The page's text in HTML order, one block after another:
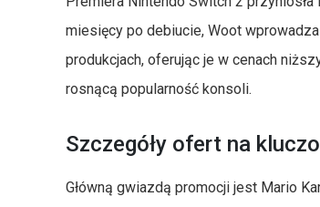
miesięcy po debiucie, Woot
produkcjach, oferując je w cenach
rosnącą popularność konsoli.
Szczegóły ofert na
Główną gwiazdą promocji jest Mario